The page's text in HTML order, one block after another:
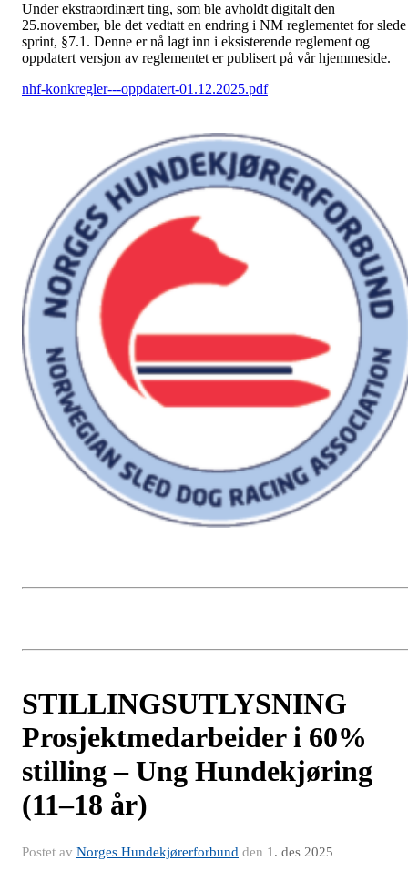
Under ekstraordinært ting, som ble avholdt digitalt den
25.november, ble det vedtatt en endring i NM reglementet for slede
sprint, §7.1. Denne er nå lagt inn i eksisterende reglement og
oppdatert versjon av reglementet er publisert på vår hjemmeside.
nhf-konkregler---oppdatert-01.12.2025.pdf
STILLINGSUTLYSNING
Prosjektmedarbeider i 60%
stilling – Ung Hundekjøring
(11–18 år)
Postet av Norges Hundekjørerforbund den 1. des 2025